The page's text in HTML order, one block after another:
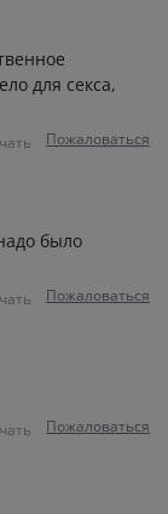
для секса,
Пожаловаться
было
Пожаловаться
Пожаловаться